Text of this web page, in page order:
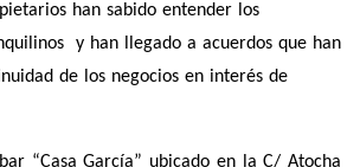
han sabido entender los
y han llegado a acuerdos que han
de los negocios en interés de
“Casa García” ubicado en la C/ Atocha